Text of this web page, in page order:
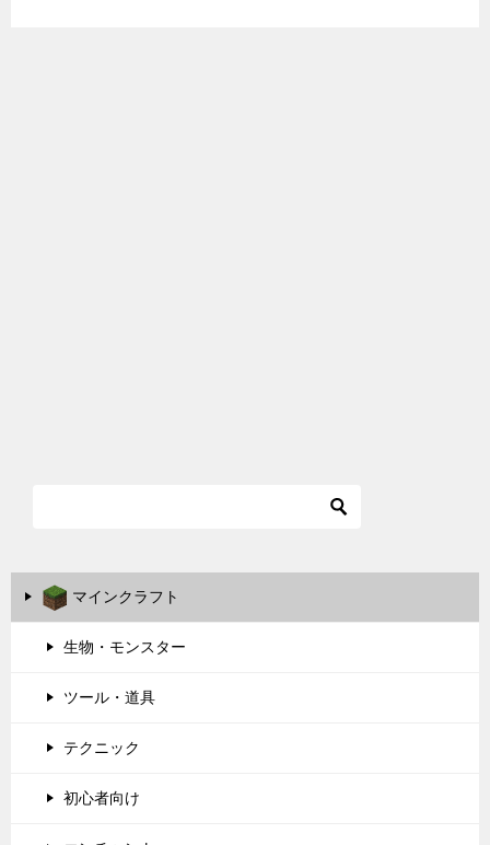
マインクラフト
生物・モンスター
ツール・道具
テクニック
初心者向け